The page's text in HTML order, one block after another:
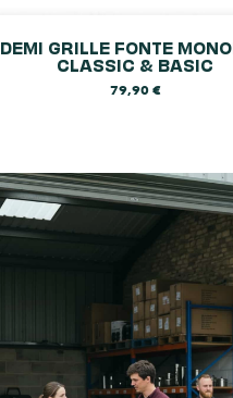
DEMI GRILLE FONTE
CLASSIC & BASIC
79,90€